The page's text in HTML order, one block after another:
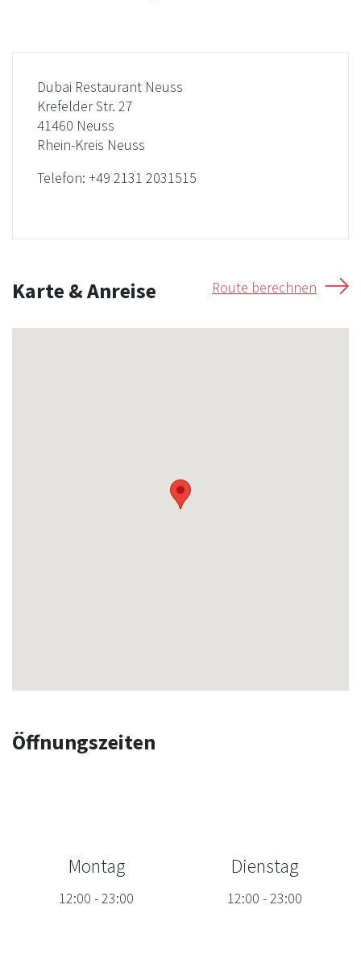
Dubai Restaurant Neuss
Krefelder Str. 27
41460 Neuss
Rhein-Kreis Neuss
Telefon: +49 2131 2031515
Karte & Anreise Route berechnen
Öffnungszeiten
Montag
12:00 -23:00
Dienstag
12:00 -23:00